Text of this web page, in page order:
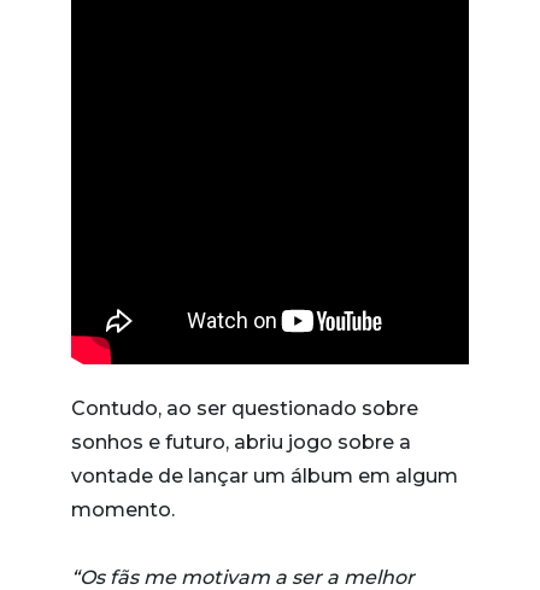
Contudo, ao ser questionado sobre
sonhos e futuro, abriu jogo sobre a
vontade de lançar um álbum em algum
momento.
“Os fãs me motivam a ser a melhor